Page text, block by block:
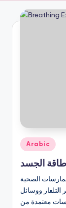
Posted
in
Arabic
الجسد
الصحية
التلفاز ووسائل
لذلك سأقدم لكم 7 ممارسات معتمدة من